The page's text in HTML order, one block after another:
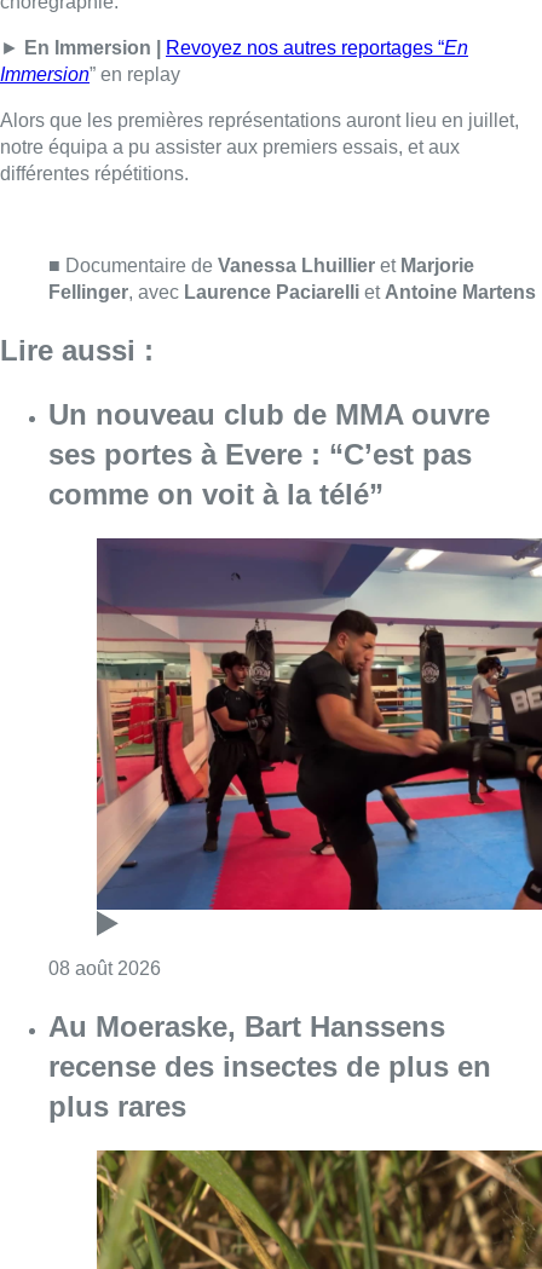
Un nouveau club de MMA ouvre
ses portes à Evere : “C’est pas
comme on voit à la télé”
08 août 2026Consulter l'article "Un nouveau club de
Au Moeraske, Bart Hanssens
recense des insectes de plus en
plus rares
08 août 2026Consulter l'article "Au Moeraske, Bart